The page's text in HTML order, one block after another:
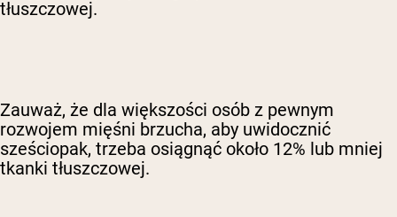
tłuszczowej.
Zauważ, że dla większości osób z pewnym
rozwojem mięśni brzucha, aby uwidocznić
sześciopak, trzeba osiągnąć około 12% lub mniej
tkanki tłuszczowej.